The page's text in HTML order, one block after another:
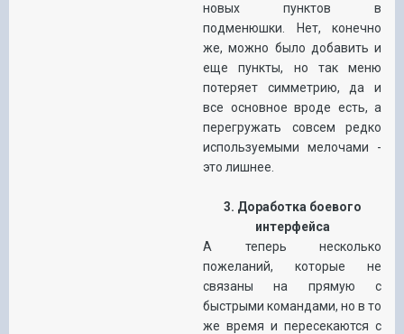
новых пунктов в
подменюшки. Нет, конечно
же, можно было добавить и
еще пункты, но так меню
потеряет симметрию, да и
все основное вроде есть, а
перегружать совсем редко
используемыми мелочами -
это лишнее.
3. Доработка боевого
интерфейса
А теперь несколько
пожеланий, которые не
связаны на прямую с
быстрыми командами, но в то
же время и пересекаются с